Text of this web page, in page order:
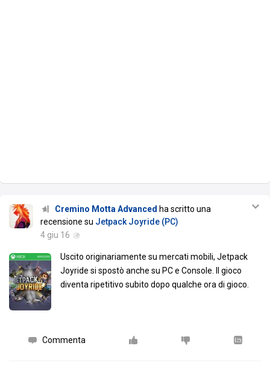
Cremino Motta Advanced ha scritto una
recensione su Jetpack Joyride (PC)
4 giu 16
Uscito originariamente su mercati mobili, Jetpack
Joyride si spostò anche su PC e Console. Il gioco
diventa ripetitivo subito dopo qualche ora di gioco.
Commenta